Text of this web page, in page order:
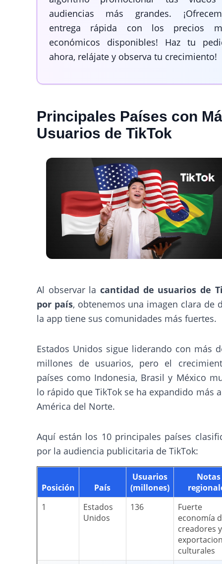
audiencias más grandes.
entrega rápida con los precios
económicos disponibles! Haz tu
ahora, relájate y observa tu crecimiento!
Principales Países con
Usuarios de TikTok
Al observar la cantidad de usuarios de
por país, obtenemos una imagen clara de
la app tiene sus comunidades más fuertes.
Estados Unidos sigue liderando con más
millones de usuarios, pero el
países como Indonesia, Brasil y México
lo rápido que TikTok se ha expandido más
América del Norte.
Aquí están los 10 principales países
por la audiencia publicitaria de TikTok:
Posición País
Usuarios
(millones)
Notas
1
Estados
Unidos
136
Fuerte
economía
creadores y
culturales